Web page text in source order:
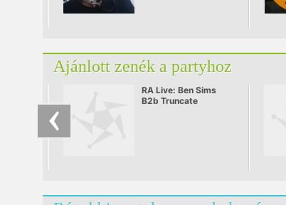
Ajánlott zenék a partyhoz
RA Live: Ben Sims
B2b Truncate